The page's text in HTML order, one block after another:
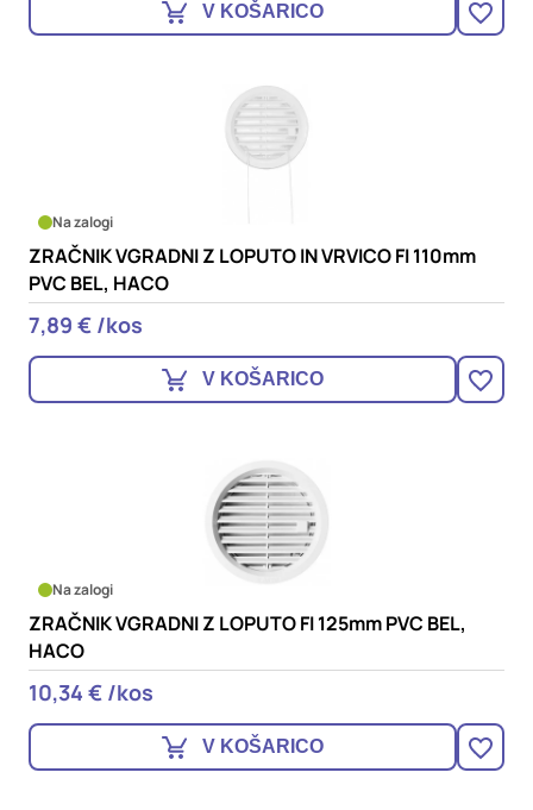
V KOŠARICO
Na zalogi
ZRAČNIK VGRADNI Z LOPUTO IN VRVICO FI 110mm
PVC BEL, HACO
7,89 € /kos
V KOŠARICO
Na zalogi
ZRAČNIK VGRADNI Z LOPUTO FI 125mm PVC BEL,
HACO
10,34 € /kos
V KOŠARICO